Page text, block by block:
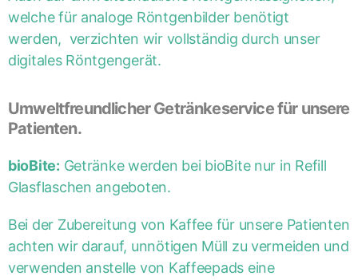
welche für analoge Röntgenbilder benötigt
werden, verzichten wir vollständig durch unser
digitales Röntgengerät.
Umweltfreundlicher Getränkeservice für unsere
Patienten.
bioBite: Getränke werden bei bioBite nur in Refill
Glasflaschen angeboten.
Bei der Zubereitung von Kaffee für unsere Patienten
achten wir darauf, unnötigen Müll zu vermeiden und
verwenden anstelle von Kaffeepads eine